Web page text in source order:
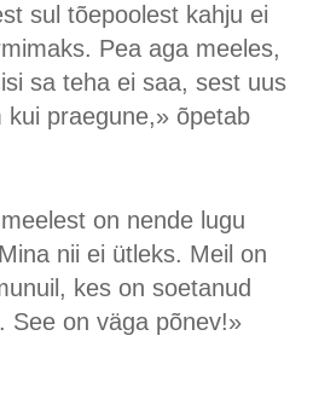
sul tõepoolest kahju ei
Pea aga meeles,
sa teha ei saa, sest uus
kui praegune,» õpetab
on nende lugu
nii ei ütleks. Meil on
kes on soetanud
See on väga põnev!»